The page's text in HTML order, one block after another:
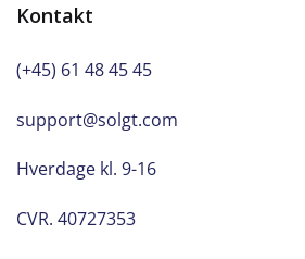
Kontakt
(+45) 61 48 45 45
support@solgt.com
Hverdage kl. 9-16
CVR. 40727353